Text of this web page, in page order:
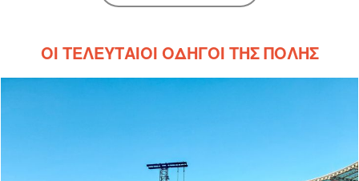
ΟΙ ΤΕΛΕΥΤΑΊΟΙ ΟΔΗΓΟΊ ΤΗΣ ΠΌΛΗΣ